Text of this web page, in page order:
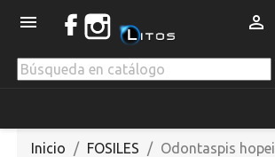
 
Inicio FOSILES Odontaspis hopei